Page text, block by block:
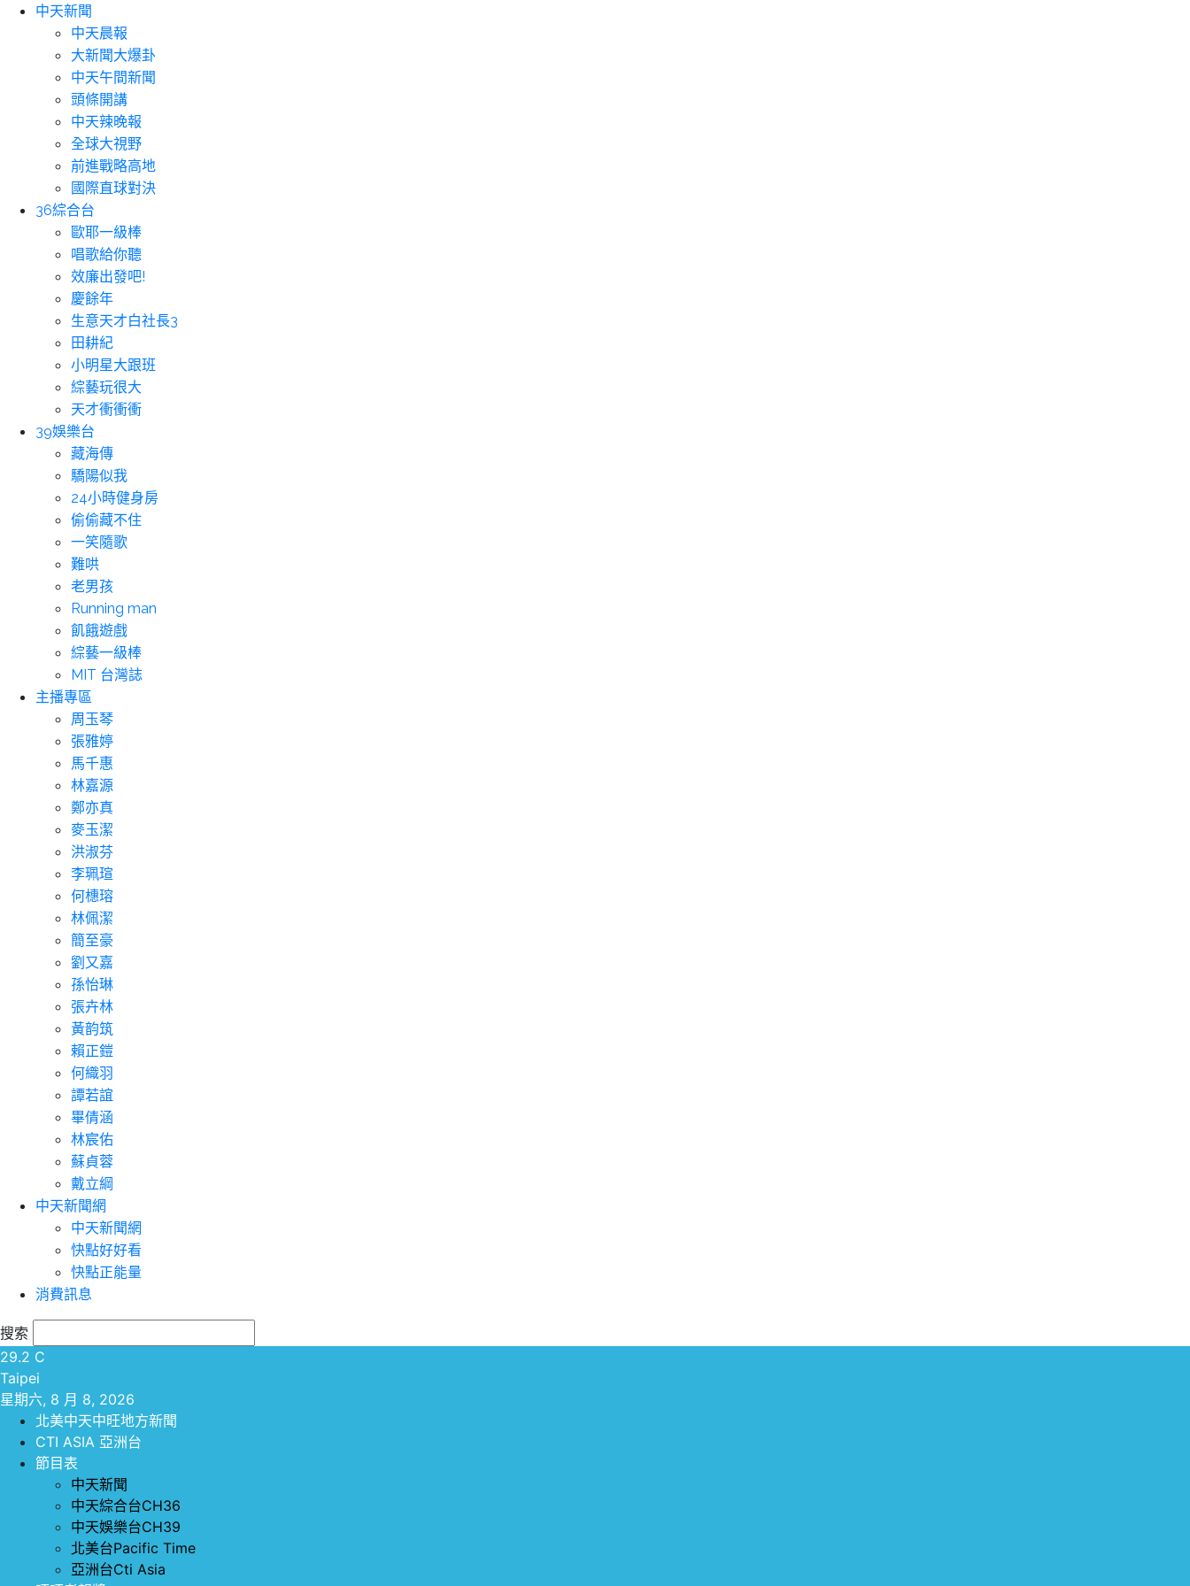
中天新聞
中天晨報
大新聞大爆卦
中天午間新聞
頭條開講
中天辣晚報
全球大視野
前進戰略高地
國際直球對決
36綜合台
歐耶一級棒
唱歌給你聽
效廉出發吧!
慶餘年
生意天才白社長3
田耕紀
小明星大跟班
綜藝玩很大
天才衝衝衝
39娛樂台
藏海傳
驕陽似我
24小時健身房
偷偷藏不住
一笑隨歌
難哄
老男孩
Running man
飢餓遊戲
綜藝一級棒
MIT 台灣誌
主播專區
周玉琴
張雅婷
馬千惠
林嘉源
鄭亦真
麥玉潔
洪淑芬
李珮瑄
何橞瑢
林佩潔
簡至豪
劉又嘉
孫怡琳
張卉林
黃韵筑
賴正鎧
何織羽
譚若誼
畢倩涵
林宸佑
蘇貞蓉
戴立綱
中天新聞網
中天新聞網
快點好好看
快點正能量
消費訊息
搜索
29.2 C
Taipei
星期六, 8 月 8, 2026
北美中天中旺地方新聞
CTI ASIA 亞洲台
節目表
中天新聞
中天綜合台CH36
中天娛樂台CH39
北美台Pacific Time
亞洲台Cti Asia